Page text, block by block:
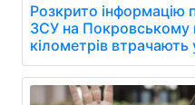
Розкрито інформацію
ЗСУ на Покровському
кілометрів втрачають